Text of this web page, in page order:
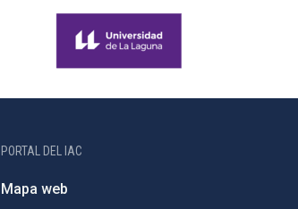
PORTAL DEL IAC
Mapa web